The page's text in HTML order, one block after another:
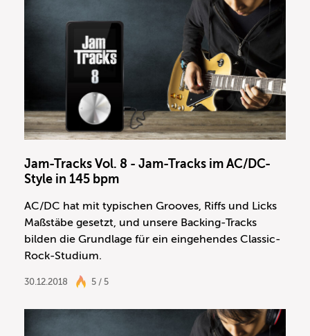
Jam-Tracks Vol. 8 - Jam-Tracks im AC/DC-
Style in 145 bpm
AC/DC hat mit typischen Grooves, Riffs und Licks
Maßstäbe gesetzt, und unsere Backing-Tracks
bilden die Grundlage für ein eingehendes Classic-
Rock-Studium.
30.12.2018 5 / 5